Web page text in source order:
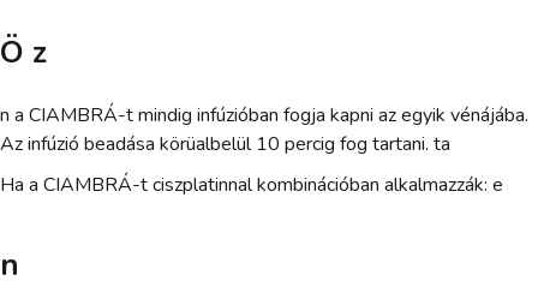
Ö z
n a CIAMBRÁ-t mindig infúzióban fogja kapni az egyik vénájába.
Az infúzió beadása körüalbelül 10 percig fog tartani. ta
Ha a CIAMBRÁ-t ciszplatinnal kombinációban alkalmazzák: e
n